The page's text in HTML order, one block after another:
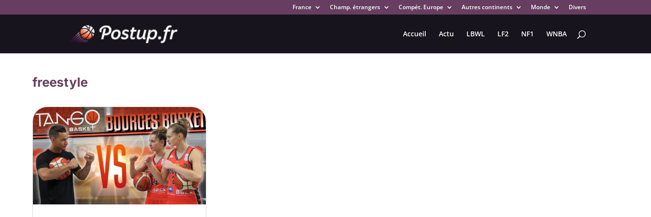
France Champ. étrangers Compét. Europe Autres continents Monde Divers
Accueil Actu LBWL LF2 NF1 WNBA
freestyle